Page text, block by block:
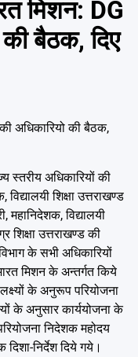
मिशन: DG
की बैठक, दिए
अधिकारियो की बैठक,
स्तरीय अधिकारियों की
शिक्षा उत्तराखण्ड
महानिदेशक, विद्यालयी
शिक्षा उत्तराखण्ड की
के सभी अधिकारियों
मिशन के अन्तर्गत किये
लक्ष्यों के अनुरूप परियोजना
के अनुसार कार्ययोजना के
निदेशक महोदय
दिशा-निर्देश दिये गये।